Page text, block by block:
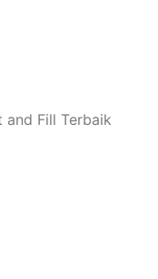
and Fill Terbaik